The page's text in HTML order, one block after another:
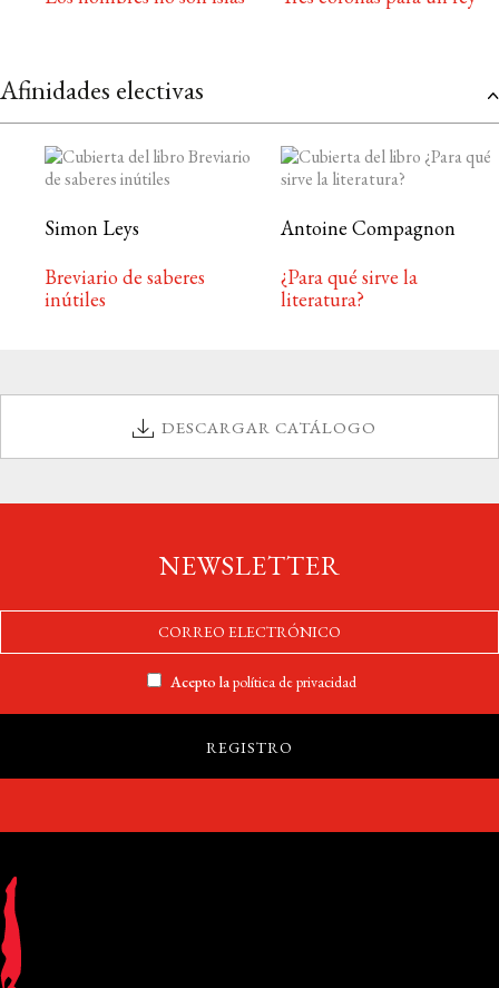
Afinidades electivas
Simon Leys
Breviario de saberes
inútiles
Antoine Compagnon
¿Para qué sirve la
literatura?
DESCARGAR CATÁLOGO
NEWSLETTER
Acepto lapolítica de privacidad